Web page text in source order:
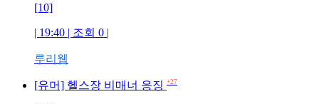
[10]
| 19:40 | 조회 0 |
루리웹
[유머] 헬스장 비매너 응징 +27